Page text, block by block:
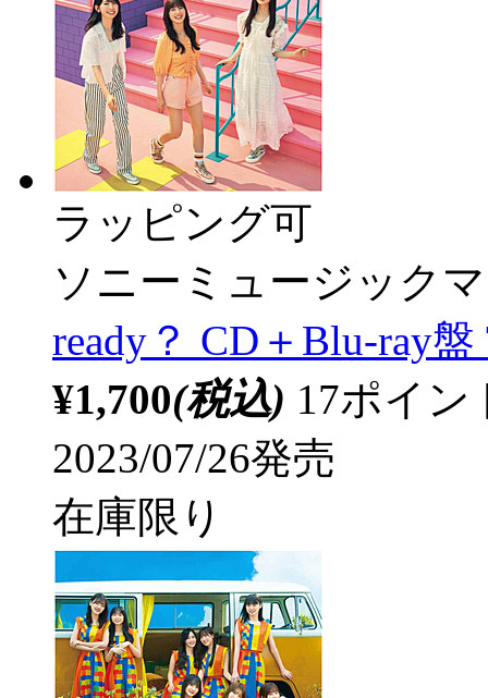
ラッピング可
ソニーミュージック
ready？ CD＋Blu-ray盤
¥1,700(税込) 17ポイ
2023/07/26発売
在庫限り